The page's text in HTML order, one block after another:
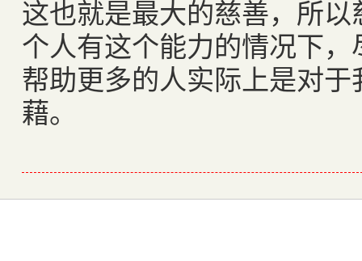
这也就是最大的慈善，所
个人有这个能力的情况下
帮助更多的人实际上是对
藉。